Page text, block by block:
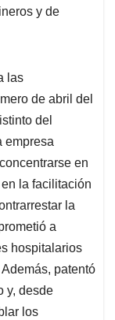
y de
las
de abril del
del
empresa
en
la facilitación
la
a
hospitalarios
patentó
y, desde
los